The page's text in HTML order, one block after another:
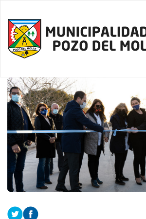
contenido
principal
Municipalidad
de Pozo del
Molle
Contenido
principal